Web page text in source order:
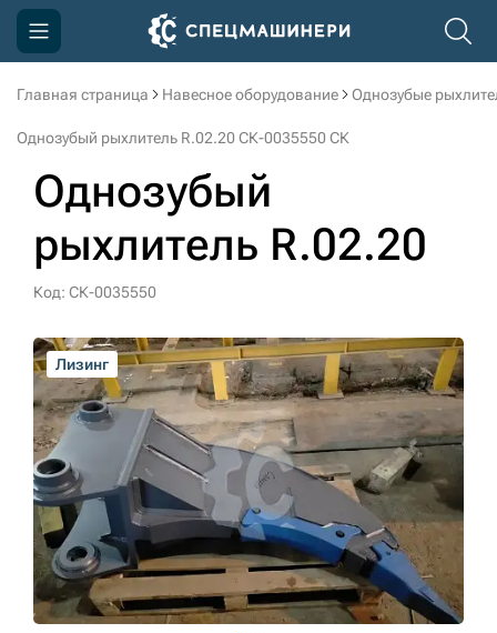
Главная страница Навесное оборудование Однозубые
Однозубый рыхлитель R.02.20 СК-0035550 СК
Однозубый
рыхлитель R.02.20
Код: СК-0035550
Лизинг
Лизинг
Лизинг
Лизинг
Компания
Доставка и оплата
Информация
Контакты
3D тур по производству
3D тур по складам
sksale@skdst.ru
+7 (499) 394-50-93